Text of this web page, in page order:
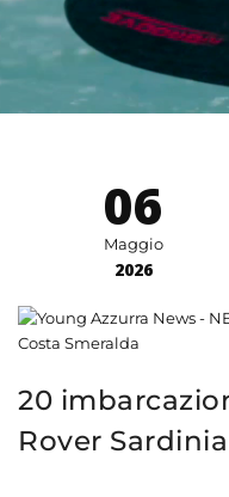
06
Maggio
2026
20
Rover